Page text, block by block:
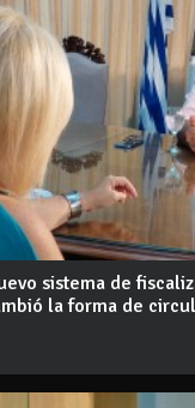
sistema de
la forma de